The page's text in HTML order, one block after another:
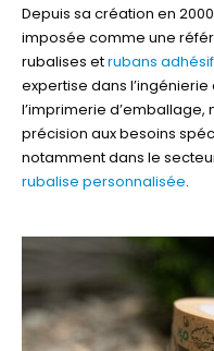
Depuis sa création en
imposée comme une
rubalises etrubans
expertise dans
l’imprimerie
précision aux besoins
notamment dans le
rubalise personnalisée.